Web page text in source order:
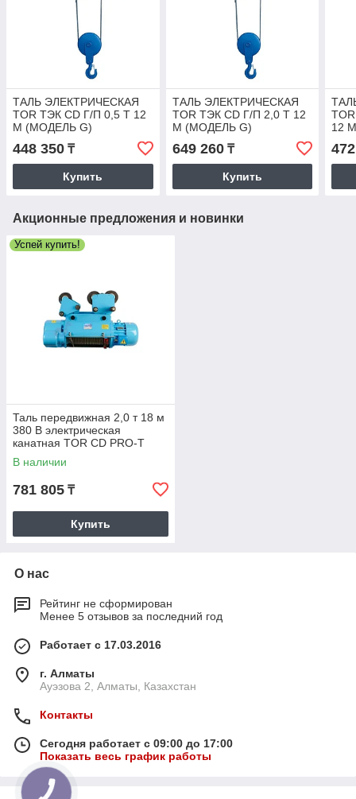
ТАЛЬ ЭЛЕКТРИЧЕСКАЯ
TOR ТЭК CD Г/П 0,5 Т 12
М (МОДЕЛЬ G)
448 350 ₸
Купить
ТАЛЬ ЭЛЕКТРИЧЕСКАЯ
TOR ТЭК CD Г/П 2,0 Т 12
М (МОДЕЛЬ G)
649 260₸
Купить
12
Акционные предложения и новинки
Успей купить!
Таль передвижная 2,0 т 18 м
380 В электрическая
канатная TOR CD PRO-T
(усиленный двигатель и
редуктор)
В наличии
781 805 ₸
Купить
О нас
Рейтинг не сформирован
Менее 5 отзывов за последний год
Работает с 17.03.2016
г. Алматы
Ауэзова 2, Алматы, Казахстан
Контакты
Сегодня работает с 09:00 до 17:00
Показать весь график работы
КНОПКА
СВЯЗИ